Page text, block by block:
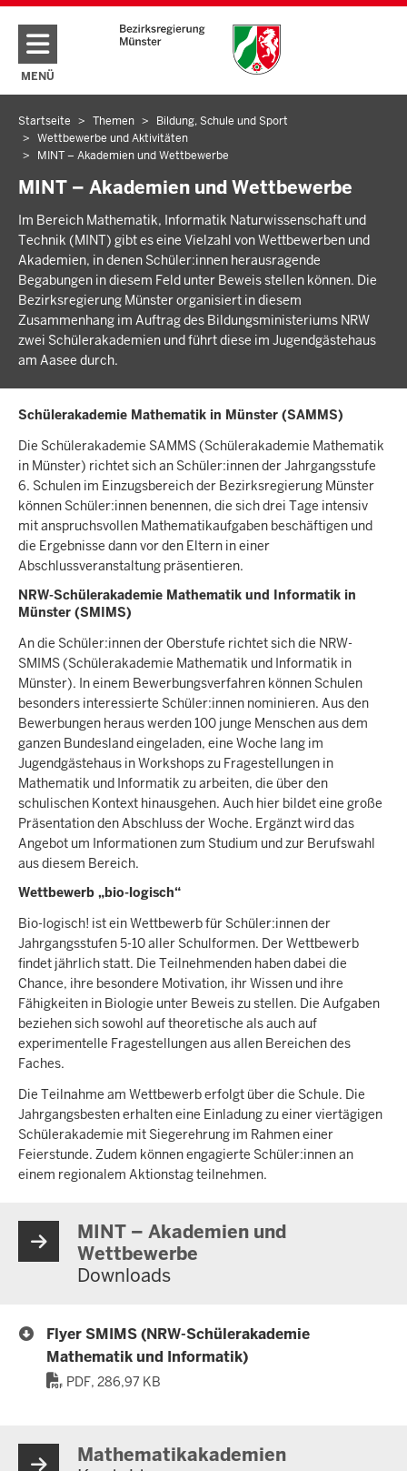
Direkt zum Inhalt
MENÜ
NAVIGATION AKTIVIEREN/DEAKTIVIEREN: HAUPTMENÜ
Sie
befinden
hier
Startseite Themen
Bildung, Schule und Sport
Wettbewerbe und Aktivitäten
MINT – Akademien und Wettbewerbe
MINT – Akademien und Wettbewerbe
Im Bereich Mathematik, Informatik Naturwissenschaft und
Technik (MINT) gibt es eine Vielzahl von Wettbewerben und
Akademien, in denen Schüler:innen herausragende
Begabungen in diesem Feld unter Beweis stellen können. Die
Bezirksregierung Münster organisiert in diesem
Zusammenhang im Auftrag des Bildungsministeriums NRW
zwei Schülerakademien und führt diese im Jugendgästehaus
am Aasee durch.
Schülerakademie Mathematik in Münster (SAMMS)
Die Schülerakademie SAMMS (Schülerakademie Mathematik
in Münster) richtet sich an Schüler:innen der Jahrgangsstufe
6. Schulen im Einzugsbereich der Bezirksregierung Münster
können Schüler:innen benennen, die sich drei Tage intensiv
mit anspruchsvollen Mathematikaufgaben beschäftigen und
die Ergebnisse dann vor den Eltern in einer
Abschlussveranstaltung präsentieren.
NRW-Schülerakademie Mathematik und Informatik in
Münster (SMIMS)
An die Schüler:innen der Oberstufe richtet sich die NRW-
SMIMS (Schülerakademie Mathematik und Informatik in
Münster). In einem Bewerbungsverfahren können Schulen
besonders interessierte Schüler:innen nominieren. Aus den
Bewerbungen heraus werden 100 junge Menschen aus dem
ganzen Bundesland eingeladen, eine Woche lang im
Jugendgästehaus in Workshops zu Fragestellungen in
Mathematik und Informatik zu arbeiten, die über den
schulischen Kontext hinausgehen. Auch hier bildet eine große
Präsentation den Abschluss der Woche. Ergänzt wird das
Angebot um Informationen zum Studium und zur Berufswahl
aus diesem Bereich.
Wettbewerb „bio-logisch“
Bio-logisch! ist ein Wettbewerb für Schüler:innen der
Jahrgangsstufen 5-10 aller Schulformen. Der Wettbewerb
findet jährlich statt. Die Teilnehmenden haben dabei die
Chance, ihre besondere Motivation, ihr Wissen und ihre
Fähigkeiten in Biologie unter Beweis zu stellen. Die Aufgaben
beziehen sich sowohl auf theoretische als auch auf
experimentelle Fragestellungen aus allen Bereichen des
Faches.
Die Teilnahme am Wettbewerb erfolgt über die Schule. Die
Jahrgangsbesten erhalten eine Einladung zu einer viertägigen
Schülerakademie mit Siegerehrung im Rahmen einer
Feierstunde. Zudem können engagierte Schüler:innen an
einem regionalem Aktionstag teilnehmen.
MINT – Akademien und
Wettbewerbe
Downloads
Flyer SMIMS (NRW-Schülerakademie
Mathematik und Informatik)
PDF, 286,97 KB
Mathematikakademien